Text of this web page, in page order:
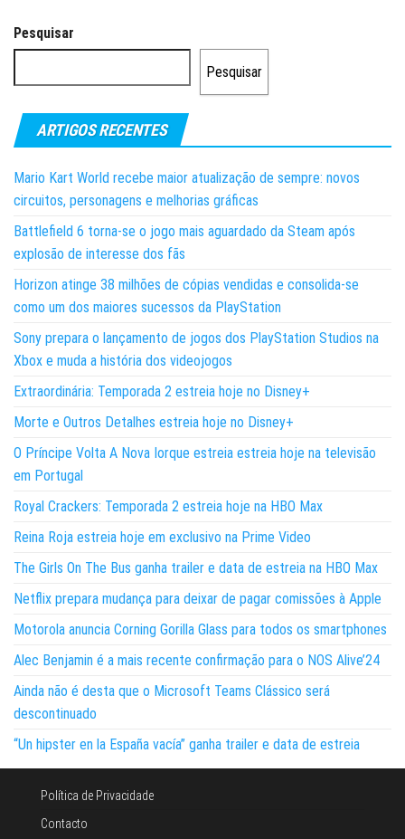
Pesquisar
Pesquisar
ARTIGOS RECENTES
Mario Kart World recebe maior atualização de sempre: novos
circuitos, personagens e melhorias gráficas
Battlefield 6 torna-se o jogo mais aguardado da Steam após
explosão de interesse dos fãs
Horizon atinge 38 milhões de cópias vendidas e consolida-se
como um dos maiores sucessos da PlayStation
Sony prepara o lançamento de jogos dos PlayStation Studios na
Xbox e muda a história dos videojogos
Extraordinária: Temporada 2 estreia hoje no Disney+
Morte e Outros Detalhes estreia hoje no Disney+
O Príncipe Volta A Nova Iorque estreia estreia hoje na televisão
em Portugal
Royal Crackers: Temporada 2 estreia hoje na HBO Max
Reina Roja estreia hoje em exclusivo na Prime Video
The Girls On The Bus ganha trailer e data de estreia na HBO Max
Netflix prepara mudança para deixar de pagar comissões à Apple
Motorola anuncia Corning Gorilla Glass para todos os smartphones
Alec Benjamin é a mais recente confirmação para o NOS Alive’24
Ainda não é desta que o Microsoft Teams Clássico será
descontinuado
“Un hipster en la España vacía” ganha trailer e data de estreia
Política de Privacidade
Contacto